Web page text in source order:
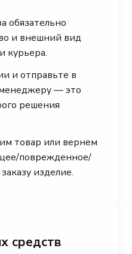
обязательно
и внешний вид
курьера.
и отправьте в
— это
решения
товар или вернем
поврежденное/
изделие.
средств